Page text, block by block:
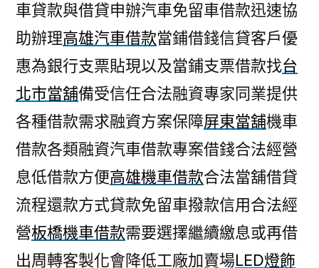
車貸款與借貸申辦汽車免留車借款迅速協
助辦理高雄汽車借款當鋪借錢信貸客戶優
惠為銀行支票貼現以及當鋪支票借款找台
北市當舖備受信任合法融資專家同業提供
各種借款需求融資方案保障屏東當舖機車
借款各類融資汽車借款專案借錢合法經營
息低借款方便高雄機車借款合法當舖借貸
流程還款方式貸款免留車撥款信用合法經
營板橋機車借款需要選擇繼續繳息或再借
出周轉客製化會降低工廠加賣場LED燈飾